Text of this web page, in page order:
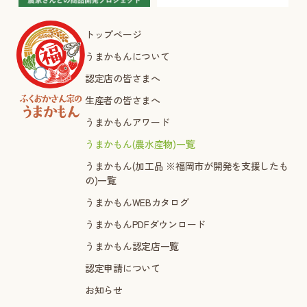
トップページ
うまかもんについて
認定店の皆さまへ
生産者の皆さまへ
うまかもんアワード
うまかもん(農水産物)一覧
うまかもん(加工品 ※福岡市が開発を支援したも
の)一覧
うまかもんWEBカタログ
うまかもんPDFダウンロード
うまかもん認定店一覧
認定申請について
お知らせ